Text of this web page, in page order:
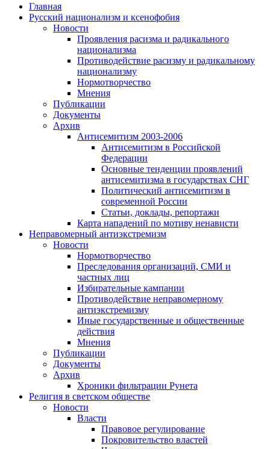
Главная
Русский национализм и ксенофобия
Новости
Проявления расизма и радикального
национализма
Противодействие расизму и радикальному
национализму
Нормотворчество
Мнения
Публикации
Документы
Архив
Антисемитизм 2003-2006
Антисемитизм в Российской
Федерации
Основные тенденции проявлений
антисемитизма в государствах СНГ
Политический антисемитизм в
современной России
Статьи, доклады, репортажи
Карта нападений по мотиву ненависти
Неправомерный антиэкстремизм
Новости
Нормотворчество
Преследования организаций, СМИ и
частных лиц
Избирательные кампании
Противодействие неправомерному
антиэкстремизму
Иные государственные и общественные
действия
Мнения
Публикации
Документы
Архив
Хроники фильтрации Рунета
Религия в светском обществе
Новости
Власти
Правовое регулирование
Покровительство властей